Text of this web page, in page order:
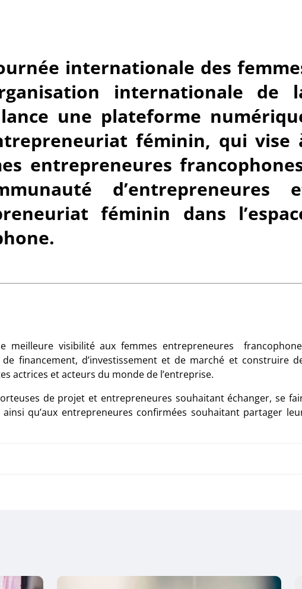
internationale des
internationale de
une plateforme
féminin, qui vise
entrepreneures
d’entrepreneures
féminin dans
meilleure visibilité aux femmes entrepreneures
financement, d’investissement et de marché et construire
actrices et acteurs du monde de l’entreprise.
de projet et entrepreneures souhaitant échanger, se
qu’aux entrepreneures confirmées souhaitant partager